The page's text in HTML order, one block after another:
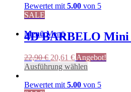
Menü Menü
Produktseite
weist
auf.
Die
können
auf
Produktseite
Bewertet mit 5.00 von 5
SALE
4D BARBELO
22,90€ Ursprünglicher
Preis
22,90 €
20,61 €Aktueller
Preis
20,61 €.
Angebot!
Ausführung wählen
weist
Bewertet mit5.00 von 5